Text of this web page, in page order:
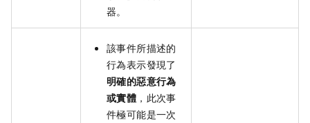
器。
該事件所描述的
行為表示發現了
明確的惡意行為
或實體 ，此次事
件極可能是一次